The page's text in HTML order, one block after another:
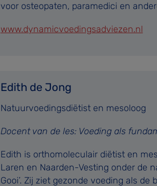
voor osteopaten, paramedici en
www.dynamicvoedingsadviezen.nl
Edith de Jong
Natuurvoedingsdiëtist en mesoloog
Docent van de les: Voeding als
Edith is orthomoleculair diëtist en
Laren en Naarden-Vesting onder de
Gooi’. Zij ziet gezonde voeding als